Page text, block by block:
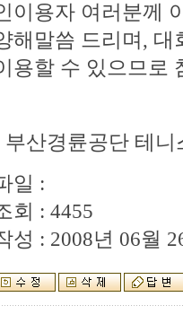
이용자 여러분께
해말씀 드리며,
용할 수 있으므로
부산경륜공단 테니
일 :
회 : 4455
성 : 2008년 06월